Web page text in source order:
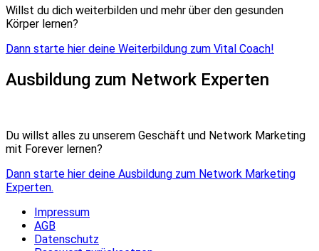
Willst du dich weiterbilden und mehr über den gesunden
Körper lernen?
Dann starte hier deine Weiterbildung zum Vital Coach!
Ausbildung zum Network Experten
Du willst alles zu unserem Geschäft und Network Marketing
mit Forever lernen?
Dann starte hier deine Ausbildung zum Network Marketing
Experten.
Impressum
AGB
Datenschutz